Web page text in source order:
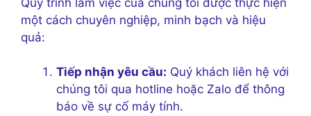
một cách chuyên nghiệp, minh bạch và hiệu
quả:
Tiếp nhận yêu cầu: Quý khách liên hệ với
chúng tôi qua hotline hoặc Zalo để thông
báo về sự cố máy tính.